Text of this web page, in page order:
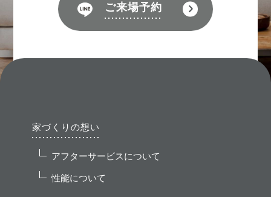
ご来場予約
家づくりの想い
アフターサービスについて
性能について